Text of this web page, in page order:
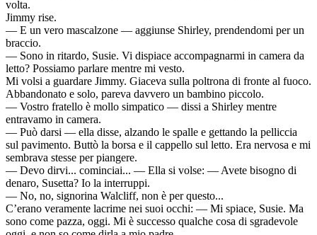
volta.
Jimmy rise.
— E un vero mascalzone — aggiunse Shirley, prendendomi per un
braccio.
— Sono in ritardo, Susie. Vi dispiace accompagnarmi in camera da
letto? Possiamo parlare mentre mi vesto.
Mi volsi a guardare Jimmy. Giaceva sulla poltrona di fronte al fuoco.
Abbandonato e solo, pareva davvero un bambino piccolo.
— Vostro fratello è mollo simpatico — dissi a Shirley mentre
entravamo in camera.
— Può darsi — ella disse, alzando le spalle e gettando la pelliccia
sul pavimento. Buttò la borsa e il cappello sul letto. Era nervosa e mi
sembrava stesse per piangere.
— Devo dirvi... cominciai... — Ella si volse: — Avete bisogno di
denaro, Susetta? Io la interruppi.
— No, no, signorina Walcliff, non è per questo...
C’erano veramente lacrime nei suoi occhi: — Mi spiace, Susie. Ma
sono come pazza, oggi. Mi è successo qualche cosa di sgradevole